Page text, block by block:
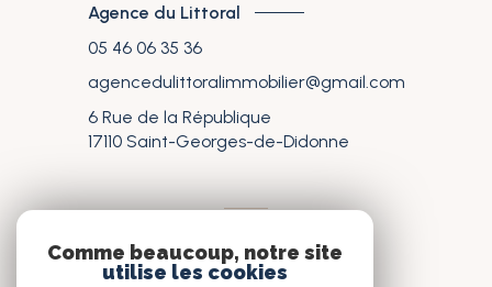
Agence du Littoral
05 46 06 35 36
agencedulittoralimmobilier@gmail.com
6 Rue de la République
17110 Saint-Georges-de-Didonne
Nous suivre
Comme beaucoup, notre site
utilise les cookies